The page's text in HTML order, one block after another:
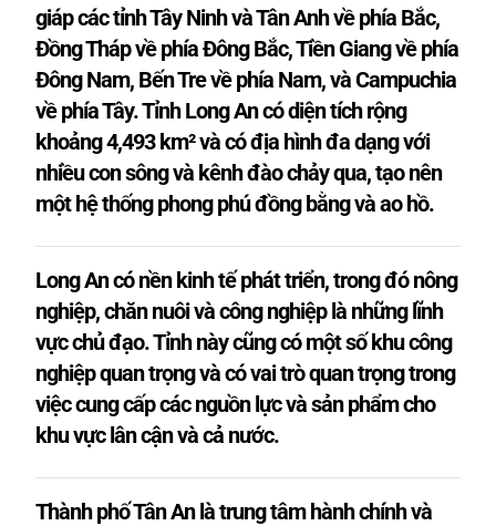
giáp các tỉnh Tây Ninh và Tân Anh về phía Bắc,
Đồng Tháp về phía Đông Bắc, Tiền Giang về phía
Đông Nam, Bến Tre về phía Nam, và Campuchia
về phía Tây. Tỉnh Long An có diện tích rộng
khoảng 4,493 km² và có địa hình đa dạng với
nhiều con sông và kênh đào chảy qua, tạo nên
một hệ thống phong phú đồng bằng và ao hồ.
Long An có nền kinh tế phát triển, trong đó nông
nghiệp, chăn nuôi và công nghiệp là những lĩnh
vực chủ đạo. Tỉnh này cũng có một số khu công
nghiệp quan trọng và có vai trò quan trọng trong
việc cung cấp các nguồn lực và sản phẩm cho
khu vực lân cận và cả nước.
Thành phố Tân An là trung tâm hành chính và